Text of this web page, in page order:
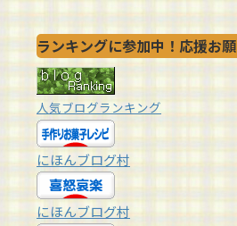
ランキングに参加中！応援お
人気ブログランキング
にほんブログ村
にほんブログ村